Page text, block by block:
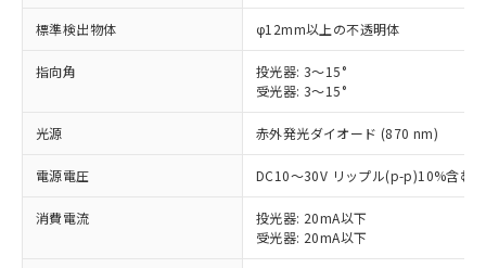
標準検出物体 φ12mm以上の不透明体
指向角
投光器: 3～15°
受光器: 3～15°
光源 赤外発光ダイオード (870 nm)
電源電圧 DC10～30V リップル(p-p)10%含む
消費電流
投光器: 20mA以下
受光器: 20mA以下